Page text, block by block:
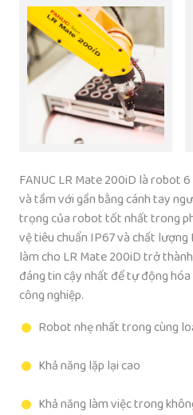
FANUC LR Mate 200iD là robot
và tầm với gần bằng cánh tay
trọng của robot tốt nhất trong
vệ tiêu chuẩn IP67 và chất
làm cho LR Mate 200iD trở
đáng tin cậy nhất để tự động
công nghiệp.
Robot nhẹ nhất trong cùng
Khả năng lặp lại cao
Khả năng làm việc trong